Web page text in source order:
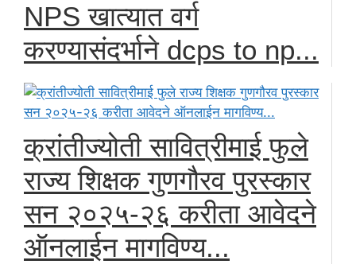
NPS खात्यात वर्ग
करण्यासंदर्भाने dcps to np...
क्रांतीज्योती सावित्रीमाई फुले
राज्य शिक्षक गुणगौरव पुरस्कार
सन २०२५-२६ करीता आवेदने
ऑनलाईन मागविण्य...